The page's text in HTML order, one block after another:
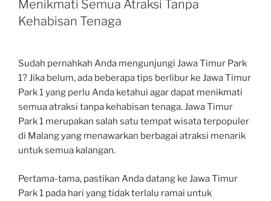
Menikmati Semua Atraksi Tanpa
Kehabisan Tenaga
Sudah pernahkah Anda mengunjungi Jawa Timur Park
1? Jika belum, ada beberapa tips berlibur ke Jawa Timur
Park 1 yang perlu Anda ketahui agar dapat menikmati
semua atraksi tanpa kehabisan tenaga. Jawa Timur
Park 1 merupakan salah satu tempat wisata terpopuler
di Malang yang menawarkan berbagai atraksi menarik
untuk semua kalangan.
Pertama-tama, pastikan Anda datang ke Jawa Timur
Park 1 pada hari yang tidak terlalu ramai untuk